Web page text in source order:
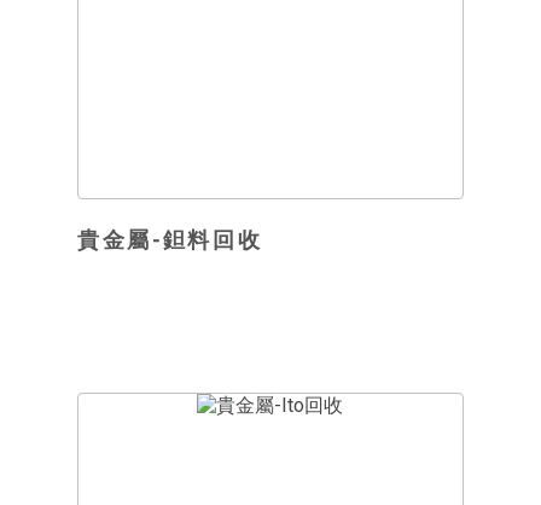
貴金屬-鉭料回收